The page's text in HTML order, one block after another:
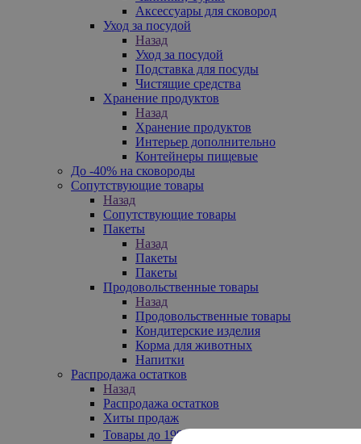
Аксессуары для сковород
Уход за посудой
Назад
Уход за посудой
Подставка для посуды
Чистящие средства
Хранение продуктов
Назад
Хранение продуктов
Интерьер дополнительно
Контейнеры пищевые
До -40% на сковороды
Сопутствующие товары
Назад
Сопутствующие товары
Пакеты
Назад
Пакеты
Пакеты
Продовольственные товары
Назад
Продовольственные товары
Кондитерские изделия
Корма для животных
Напитки
Распродажа остатков
Назад
Распродажа остатков
Хиты продаж
Товары до 199₽